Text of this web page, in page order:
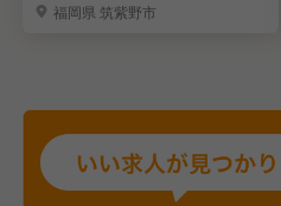
福岡県 筑紫野市